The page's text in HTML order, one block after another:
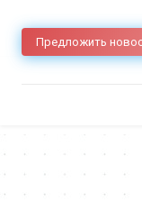
Предложить